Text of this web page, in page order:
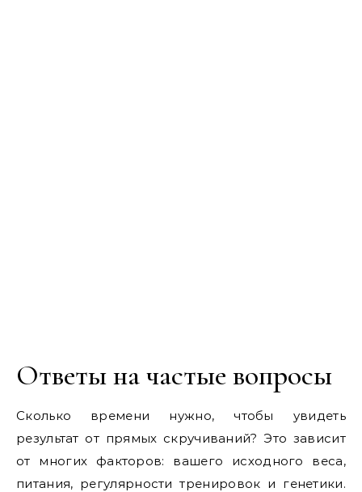
Ответы на частые вопросы
Сколько времени нужно, чтобы увидеть
результат от прямых скручиваний? Это зависит
от многих факторов: вашего исходного веса,
питания, регулярности тренировок и генетики.